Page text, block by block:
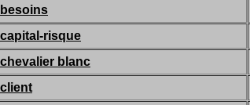
besoins
capital-risque
chevalier blanc
client